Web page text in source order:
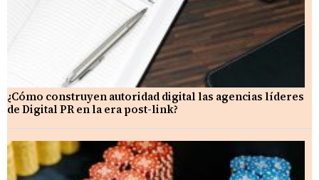
¿Cómo construyen autoridad digital las agencias líderes
de Digital PR en la era post-link?